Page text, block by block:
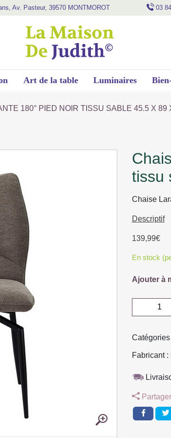
Av. Pasteur, 39570 MONTMOROT 03
Art de la table Luminaires
180° PIED NOIR TISSU SABLE 45.5 X 89
chaise lara pivotante 180° pied noir
tissu
Chaise
Descriptif
139,99€
En stock
Ajouter à
quantité
de
LARA
PIED
TISSU
SABLE
45.5
Catégories
Fabricant
Partager